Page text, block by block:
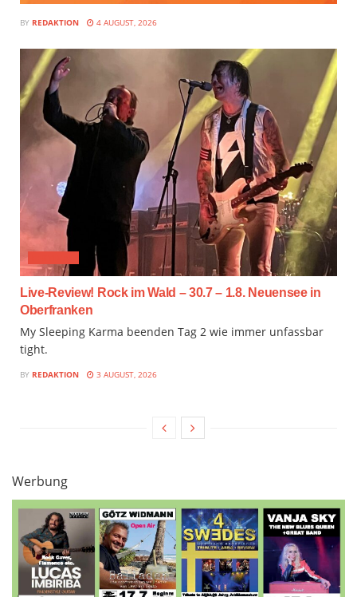
BY REDAKTION 4 AUGUST, 2026
Live-Review! Rock im Wald – 30.7 – 1.8. Neuensee in
Oberfranken
My Sleeping Karma beenden Tag 2 wie immer unfassbar
tight.
BY REDAKTION 3 AUGUST, 2026
Werbung